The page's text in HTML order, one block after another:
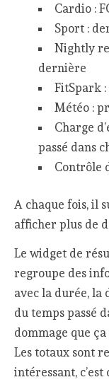
Cardio :
Sport :
Nightly
dernière
FitSpark :
Météo :
Charge
passé dans
Contrôle
A chaque fois, il
afficher plus de
Le widget de
regroupe des
avec la durée, la
du temps passé
dommage que
Les totaux sont
intéressant,